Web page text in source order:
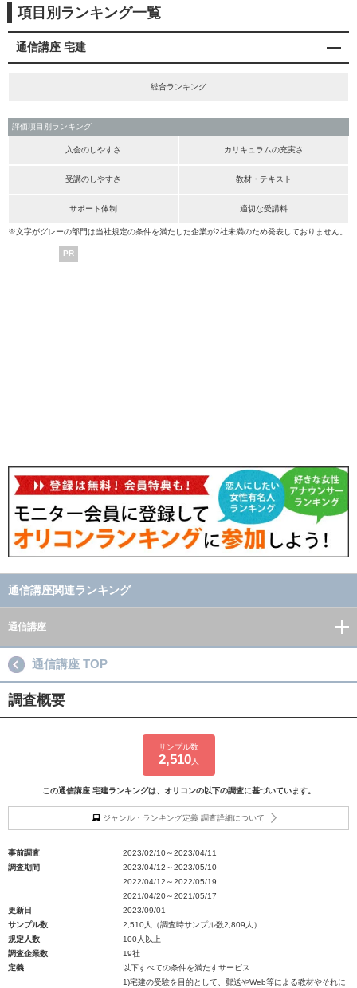
項目別ランキング一覧
通信講座 宅建
総合ランキング
評価項目別ランキング
入会のしやすさ カリキュラムの充実さ
受講のしやすさ 教材・テキスト
サポート体制 適切な受講料
※文字がグレーの部門は当社規定の条件を満たした企業が2社未満のため発表しておりません。
PR
通信講座関連ランキング
通信講座
通信講座 TOP
調査概要
サンプル数
2,510人
この通信講座 宅建ランキングは、オリコンの以下の調査に基づいています。
ジャンル・ランキング定義 調査詳細について
事前調査
2023/02/10～2023/04/11
調査期間
2023/04/12～2023/05/10
2022/04/12～2022/05/19
2021/04/20～2021/05/17
更新日
2023/09/01
サンプル数
2,510人（調査時サンプル数2,809人）
規定人数
100人以上
調査企業数
19社
定義
以下すべての条件を満たすサービス
1)宅建の受験を目的として、郵送やWeb等による教材やそれに